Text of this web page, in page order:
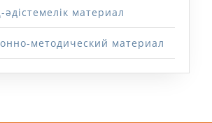
материал
методический материал